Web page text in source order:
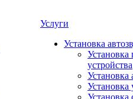
Услуги
Установка
Установка
устройства
Установка
Установка
Установка